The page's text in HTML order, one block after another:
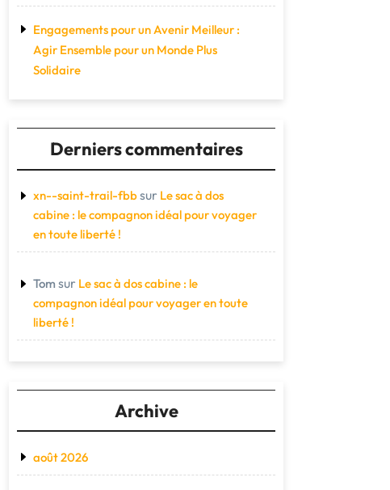
Engagements pour un Avenir Meilleur :
Agir Ensemble pour un Monde Plus
Solidaire
Derniers commentaires
xn--saint-trail-fbbsur Le sac à dos
cabine : le compagnon idéal pour voyager
en toute liberté !
Tom sur Le sac à dos cabine : le
compagnon idéal pour voyager en toute
liberté !
Archive
août 2026